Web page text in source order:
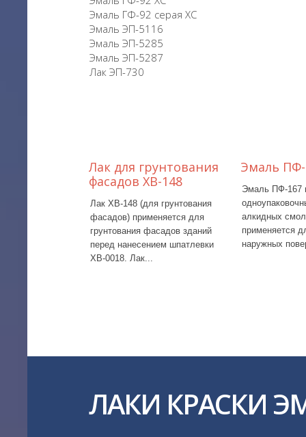
Эмаль ГФ-92 серая ХС
Эмаль ЭП-5116
Эмаль ЭП-5285
Эмаль ЭП-5287
Лак ЭП-730
СП1266
Эмаль СП-1266 С
одноупаковочный материал.
Эмаль СП-1266 С применяется
как противокоррозионная
защита металлоконструкций и
различного...
ПФ 115
Эмаль ПФ-115
покраски
прочих
ЛАКИ КРАСКИ